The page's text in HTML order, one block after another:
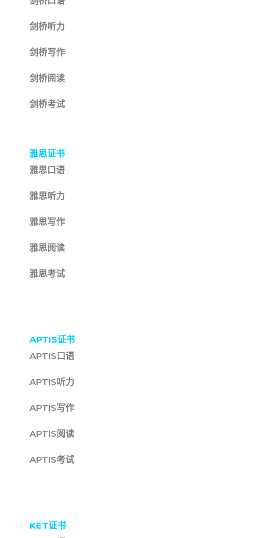
剑桥听力
剑桥写作
剑桥阅读
剑桥考试
雅思证书
雅思口语
雅思听力
雅思写作
雅思阅读
雅思考试
APTIS证书
APTIS口语
APTIS听力
APTIS写作
APTIS阅读
APTIS考试
KET证书